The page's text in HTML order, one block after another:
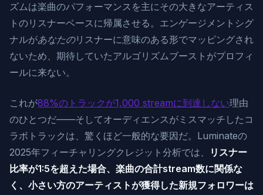
ズムは楽曲のパフォーマンスを主にその大きなアーティス
トのリスナーベースに帰属させる。エンゲージメントシグ
ナルがあなたのリスナーに意味のある形でマッピングされ
ないため、期待していたアルゴリズムブーストがプロフィ
ールに来ない。
これが88%のトラックが1,000 streamに到達しない理由
のひとつだ——そしてオーディエンスがミスマッチしたコ
ラボトラックは、驚くほど一般的な要因だ。Luminateの
2025年フィーチャリングクレジット分析では、
リスナー
比率が1:5を超えた場合、楽曲の合計stream数に関係な
く、小さい方のアーティストが獲得した新規フォロワーは